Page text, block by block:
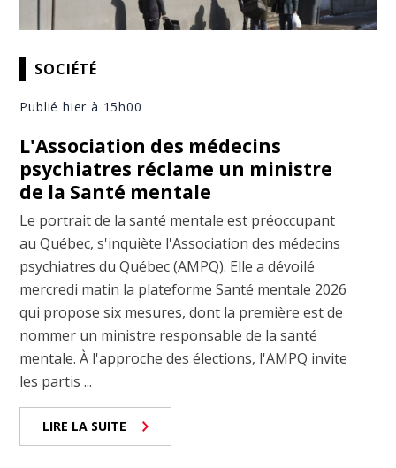
SOCIÉTÉ
Publié hier à 15h00
L'Association des médecins
psychiatres réclame un ministre
de la Santé mentale
Le portrait de la santé mentale est préoccupant
au Québec, s'inquiète l'Association des médecins
psychiatres du Québec (AMPQ). Elle a dévoilé
mercredi matin la plateforme Santé mentale 2026
qui propose six mesures, dont la première est de
nommer un ministre responsable de la santé
mentale. À l'approche des élections, l'AMPQ invite
les partis ...
LIRE LA SUITE